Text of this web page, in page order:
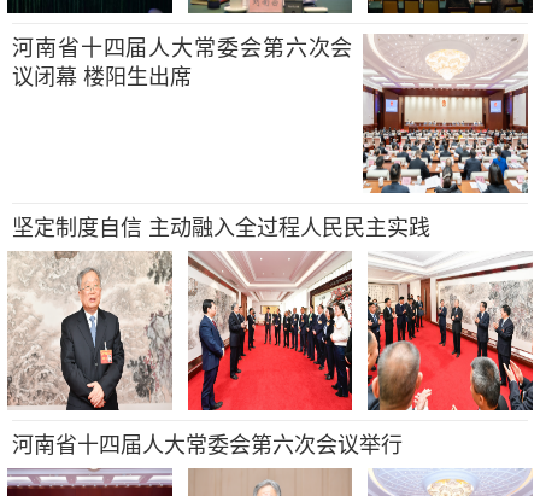
河南省十四届人大常委会第六次会
议闭幕 楼阳生出席
坚定制度自信 主动融入全过程人民民主实践
河南省十四届人大常委会第六次会议举行